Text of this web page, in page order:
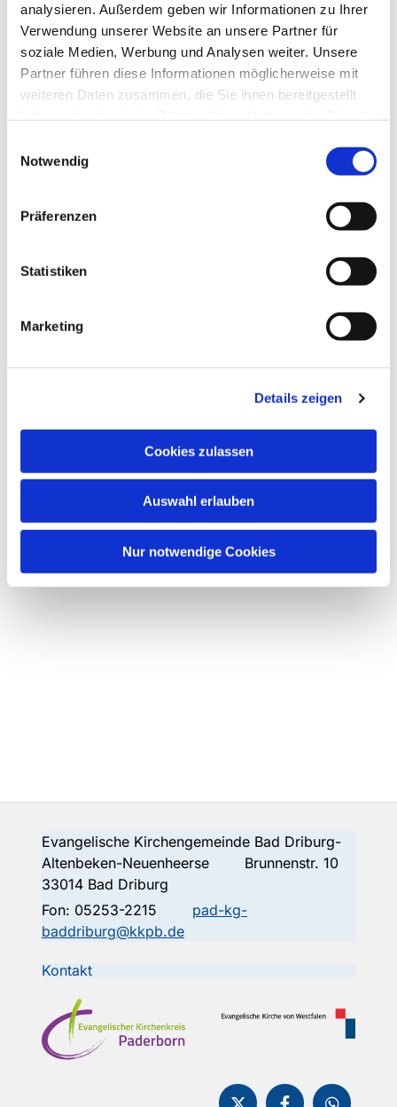
analysieren. Außerdem geben wir Informationen zu Ihrer
Verwendung unserer Website an unsere Partner für
soziale Medien, Werbung und Analysen weiter. Unsere
Partner führen diese Informationen möglicherweise mit
weiteren Daten zusammen, die Sie ihnen bereitgestellt
Notwendig
Präferenzen
Statistiken
Marketing
Details zeigen
Cookies zulassen
Auswahl erlauben
Nur notwendige Cookies
Dies könnte Sie auch
Evangelische Kirchengemeinde Bad Driburg-
Altenbeken-Neuenheerse Brunnenstr. 10
33014 Bad Driburg
Fon: 05253-2215
pad-kg-
baddriburg@kkpb.de
Kontakt